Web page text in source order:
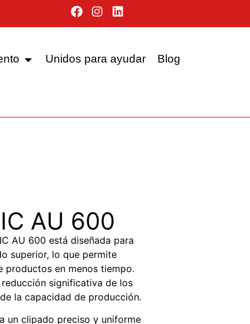
Unidos para ayudar Blog
AU 600
AU 600 está diseñada para
superior, lo que permite
productos en menos tiempo.
significativa de los
la capacidad de producción.
un clipado preciso y uniforme